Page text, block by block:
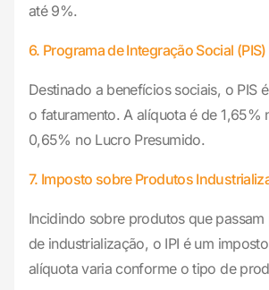
até 9%.
6. Programa de Integração Social (PIS)
Destinado a benefícios sociais, o PIS
o faturamento. A alíquota é de 1,65%
0,65% no Lucro Presumido.
7. Imposto sobre Produtos
Incidindo sobre produtos que
de industrialização, o IPI é um
alíquota varia conforme o tipo de